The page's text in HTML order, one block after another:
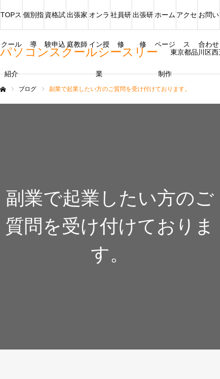
パソコンスクールシースリー 東京都品川区
TOPス
クール
紹介
個別指
導
資格試
験申込
出張家
庭教師
オンラ
イン授
業
社員研
修
出張研
修
ホーム
ページ
制作
アクセ
ス
お問い
合わせ
ブログ 副業で起業したい方のご質問を受け付けております。
副業で起業したい方のご
質問を受け付けておりま
す。